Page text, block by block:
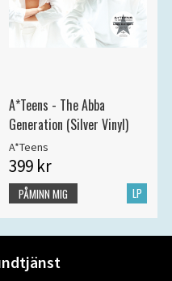
A*Teens - The Abba
Generation (Silver Vinyl)
A*Teens
399 kr
LP
PÅMINN MIG